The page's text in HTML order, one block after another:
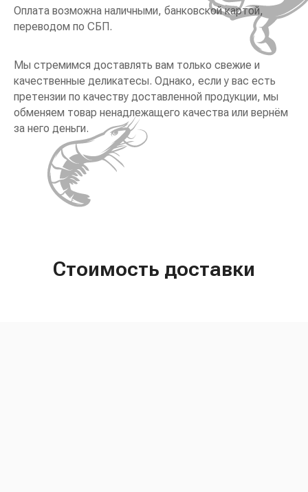
Оплата возможна наличными, банковской картой,
переводом по СБП.
Мы стремимся доставлять вам только свежие и
качественные деликатесы. Однако, если у вас есть
претензии по качеству доставленной продукции, мы
обменяем товар ненадлежащего качества или вернём
за него деньги.
Стоимость доставки